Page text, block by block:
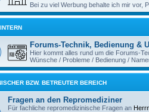
Bei zu viel Werbung behalte ich mir vor,
Forums-Technik, Bedienung &
Hier kommt alles rund um die Forums-
Wünsche / Probleme / Bedienung /
BZW. BETREUTER BEREICH
Fragen an den Repromediziner
Für fachliche repromedizinische Fragen an